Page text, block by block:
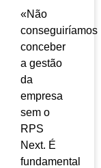
«Não
conseguiríamos
conceber
a gestão
da
empresa
sem o
RPS
Next. É
fundamental